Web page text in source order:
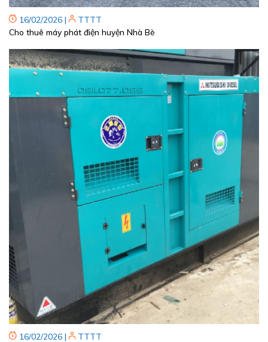
16/02/2026 |
TTTT
Cho thuê máy phát điện huyện Nhà Bè
16/02/2026 |
TTTT